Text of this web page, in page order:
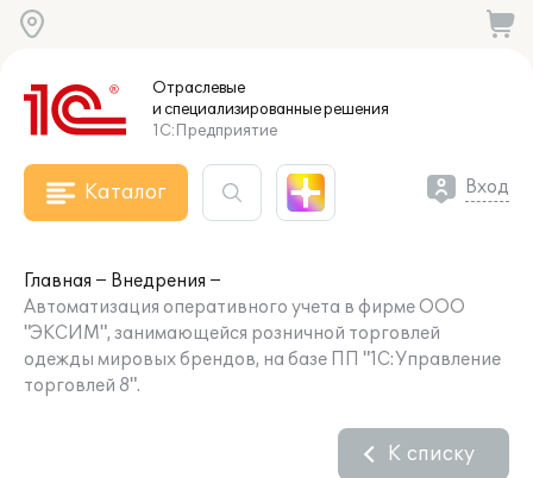
Отраслевые
и специализированныерешения
1С:Предприятие
Каталог Вход
Главная
Внедрения
Автоматизация оперативного учета в фирме ООО
"ЭКСИМ", занимающейся розничной торговлей
одежды мировых брендов, на базе ПП "1C:Управление
торговлей 8".
К списку